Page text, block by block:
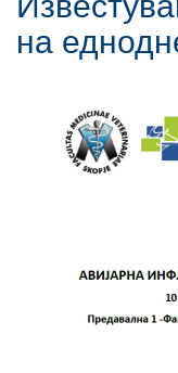
на